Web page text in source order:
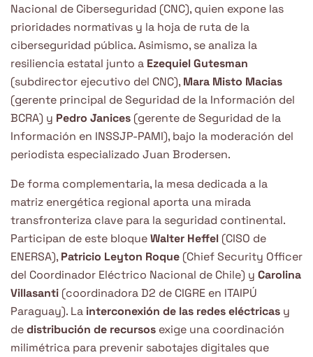
Nacional de Ciberseguridad (CNC), quien expone las
prioridades normativas y la hoja de ruta de la
ciberseguridad pública. Asimismo, se analiza la
resiliencia estatal junto a Ezequiel Gutesman
(subdirector ejecutivo del CNC), Mara Misto Macias
(gerente principal de Seguridad de la Información del
BCRA) y Pedro Janices (gerente de Seguridad de la
Información en INSSJP-PAMI), bajo la moderación del
periodista especializado Juan Brodersen.
De forma complementaria, la mesa dedicada a la
matriz energética regional aporta una mirada
transfronteriza clave para la seguridad continental.
Participan de este bloqueWalter Heffel (CISO de
ENERSA), Patricio Leyton Roque (Chief Security Officer
del Coordinador Eléctrico Nacional de Chile) y Carolina
Villasanti (coordinadora D2 de CIGRE en ITAIPÚ
Paraguay). La interconexión de las redes eléctricas y
dedistribución de recursos exige una coordinación
milimétrica para prevenir sabotajes digitales que